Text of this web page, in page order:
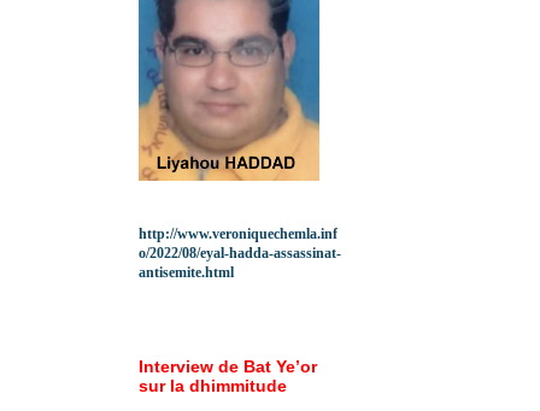
http://www.veroniquechemla.inf
o/2022/08/eyal-hadda-assassinat-
antisemite.html
Interview de Bat Ye’or
sur la dhimmitude